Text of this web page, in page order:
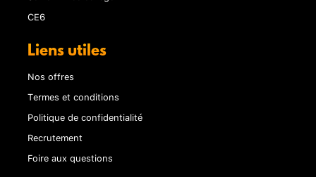
CE6
Liens utiles
Nos offres
Termes et conditions
Politique de confidentialité
Recrutement
Foire aux questions